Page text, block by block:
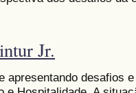
Jr.
apresentando desafios